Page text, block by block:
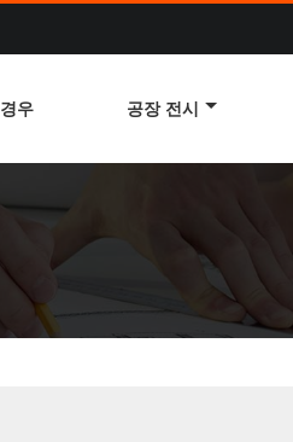
경우 공장 전시